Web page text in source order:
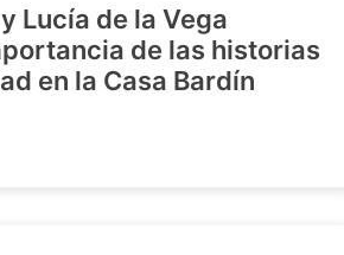
Lucía de la Vega
de las historias
en la Casa Bardín